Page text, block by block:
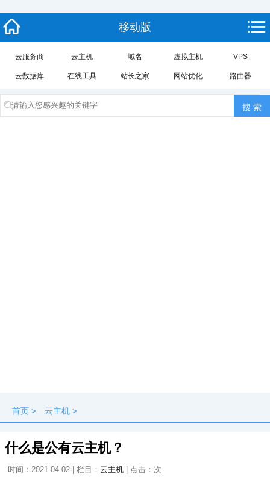
移动版
云服务商 云主机 域名 虚拟主机 VPS
云数据库 在线工具 站长之家 网站优化 路由器
首页 > 云主机 >
什么是公有云主机？
时间：2021-04-02 | 栏目： 云主机 | 点击： 次